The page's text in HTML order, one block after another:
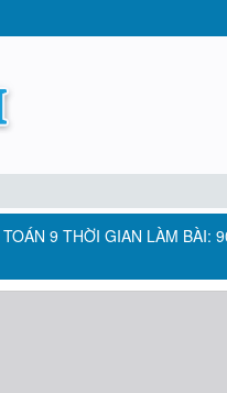
9 THỜI GIAN LÀM BÀI: